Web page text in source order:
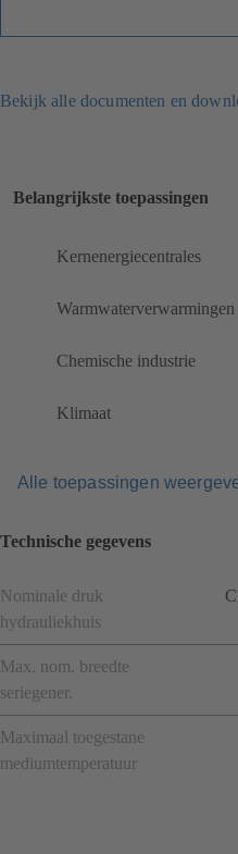
Bekijk alle documenten en
Belangrijkste toepassingen
Kernenergiecentrales
Warmwaterverwarmingen
Chemische industrie
Klimaat
Alle toepassingen
Technische gegevens
Nominale druk
hydrauliekhuis
Max. nom. breedte
seriegener.
Maximaal toegestane
mediumtemperatuur